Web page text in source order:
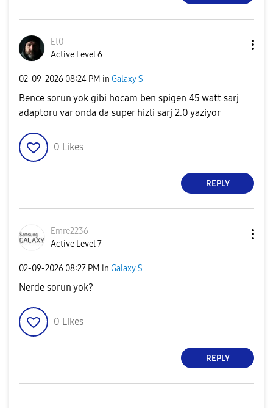
Et0
Active Level 6
‎02-09-2026 08:24 PM in Galaxy S
Bence sorun yok gibi hocam ben spigen 45 watt sarj
adaptoru var onda da super hizli sarj 2.0 yaziyor
0 Likes
REPLY
Emre2236
Active Level 7
‎02-09-2026 08:27 PM in Galaxy S
Nerde sorun yok?
0 Likes
REPLY